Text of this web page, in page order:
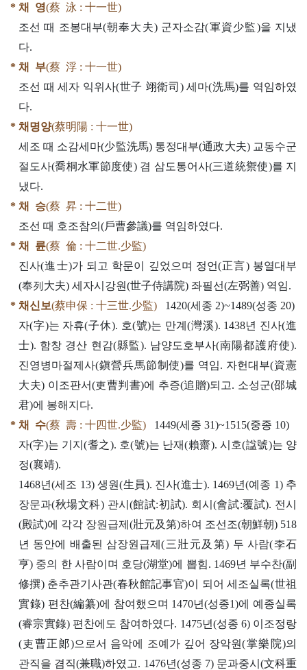
* 채 영(蔡 泳 : 十一世)
조선 때 조봉대부(朝奉大夫) 군자소감(軍資少監)을 지냈
다.
* 채 부(蔡 浮 : 十一世)
조선 때 세자 익위사(世子 翊衛司) 세마(洗馬)를 역임하였
다.
* 채명양(蔡明陽 : 十一世)
세조 때 소감세마(少監洗馬) 통정대부(通政大夫) 교동수군
절도사(喬桐水軍節度使) 겸 삼도통어사(三道統禦使)를 지
냈다.
* 채 승(蔡 昇 : 十二世)
조선 때 호조참의(戶曹參議)를 역임하였다.
* 채 륜(蔡 倫 : 十二世.少監)
진사(進士)가 되고 학문이 깊었으며 정언(正言) 봉열대부
(奉列大夫) 세자시강원(世子侍講院) 좌필선(左弼善) 역임.
* 채신보(蔡申保 : 十三世.少監) 1420(세종 2)~1489(성종 20)
자(字)는 자휴(子休). 호(號)는 만계(灣溪). 1438년 진사(進
士). 함창 경산 현감(縣監). 남양도호부사(南陽都護府使).
진영병마절제사(鎭營兵馬節制使)를 역임. 자헌대부(資憲
大夫) 이조판서(吏曹判書)에 추증(追贈)되고. 소성군(邵城
君)에 봉해지다.
* 채 수(蔡 壽 : 十四世.少監) 1449(세종 31)~1515(중종 10)
자(字)는 기지(耆之). 호(號)는 난재(賴齋). 시호(諡號)는 양
정(襄靖).
1468년(세조 13) 생원(生員). 진사(進士). 1469년(예종 1) 추
장문과(秋場文科) 관시(館試:初試). 회시(會試:覆試). 전시
(殿試)에 각각 장원급제(壯元及第)하여 조선조(朝鮮朝) 518
년 동안에 배출된 삼장원급제(三壯元及第) 두 사람(李石
亨) 중의 한 사람이며 호당(湖堂)에 뽑힘. 1469년 부수찬(副
修撰) 춘추관기사관(春秋館記事官)이 되어 세조실록(世祖
實錄) 편찬(編纂)에 참여했으며 1470년(성종1)에 예종실록
(睿宗實錄) 편찬에도 참여하였다. 1475년(성종 6) 이조정랑
(吏曹正郞)으로서 음악에 조예가 깊어 장악원(掌樂院)의
관직을 겸직(兼職)하였고. 1476년(성종 7) 문과중시(文科重